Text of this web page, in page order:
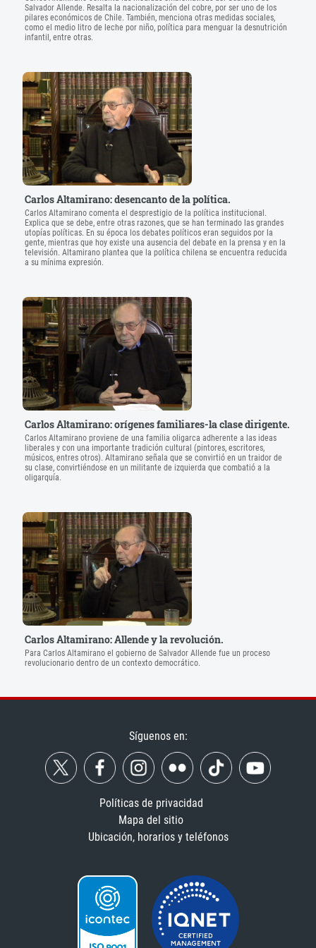
Salvador Allende. Resalta la nacionalización del cobre, por ser uno de los
pilares económicos de Chile. También, menciona otras medidas sociales,
como el medio litro de leche por niño, política para menguar la desnutrición
infantil, entre otras.
Carlos Altamirano: desencanto de la política.
Carlos Altamirano comenta el desprestigio de la política institucional.
Explica que se debe, entre otras razones, que se han terminado las grandes
utopías políticas. En su época los debates políticos eran seguidos por la
gente, mientras que hoy existe una ausencia del debate en la prensa y en la
televisión. Altamirano plantea que la política chilena se encuentra reducida
a su mínima expresión.
Carlos Altamirano: orígenes familiares-la clase dirigente.
Carlos Altamirano proviene de una familia oligarca adherente a las ideas
liberales y con una importante tradición cultural (pintores, escritores,
músicos, entres otros). Altamirano señala que se convirtió en un traidor de
su clase, convirtiéndose en un militante de izquierda que combatió a la
oligarquía.
Carlos Altamirano: Allende y la revolución.
Para Carlos Altamirano el gobierno de Salvador Allende fue un proceso
revolucionario dentro de un contexto democrático.
Síguenos en:
Políticas de privacidad
Mapa del sitio
Ubicación, horarios y teléfonos